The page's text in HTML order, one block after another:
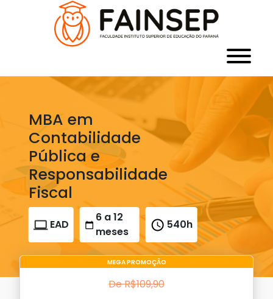
MBA em
Contabilidade
Pública e
Responsabilidade
Fiscal
EAD
6 a 12
meses
540h
MEGA PROMOÇÃO
De R$109,90